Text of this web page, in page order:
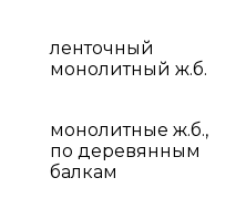
ленточный
монолитный ж.б.
монолитные ж.б.,
по деревянным
балкам